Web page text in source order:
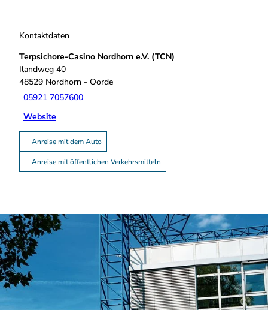
Kontaktdaten
Terpsichore-Casino Nordhorn e.V. (TCN)
Ilandweg 40
48529 Nordhorn - Oorde
05921 7057600
Website
Anreise mit dem Auto
Anreise mit öffentlichen Verkehrsmitteln